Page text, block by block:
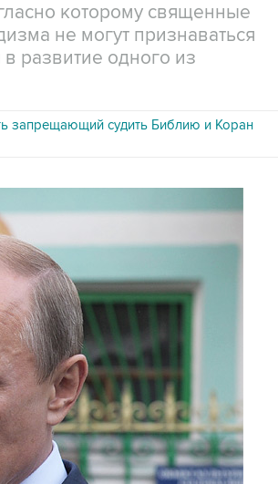
которому священные
не могут признаваться
развитие одного из
запрещающий судить Библию и Коран